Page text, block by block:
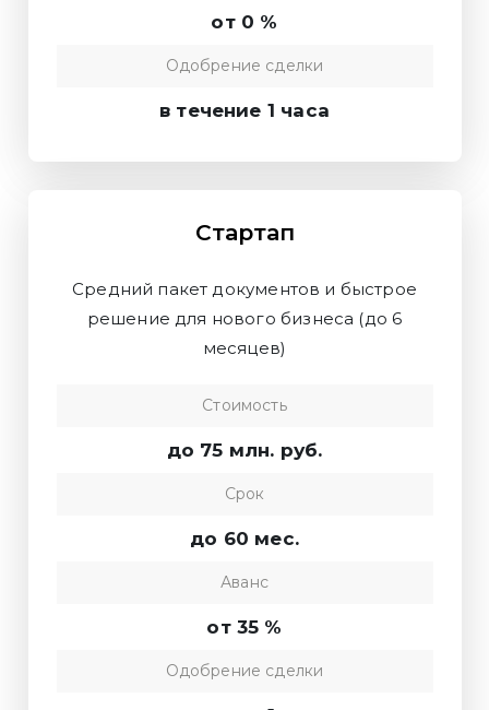
от 0 %
Одобрение сделки
в течение 1 часа
Стартап
Средний пакет документов и быстрое
решение для нового бизнеса (до 6
месяцев)
Стоимость
до 75 млн. руб.
Срок
до 60 мес.
Аванс
от 35 %
Одобрение сделки